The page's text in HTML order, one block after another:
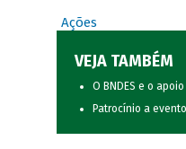
Ações
VEJA TAMBÉM
O BNDES e o
Patrocínio a